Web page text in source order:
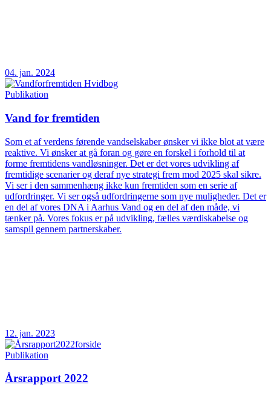
04. jan. 2024
Publikation
Vand for fremtiden
Som et af verdens førende vandselskaber ønsker vi ikke blot at være
reaktive. Vi ønsker at gå foran og gøre en forskel i forhold til at
forme fremtidens vandløsninger. Det er det vores udvikling af
fremtidige scenarier og deraf nye strategi frem mod 2025 skal sikre.
Vi ser i den sammenhæng ikke kun fremtiden som en serie af
udfordringer. Vi ser også udfordringerne som nye muligheder. Det er
en del af vores DNA i Aarhus Vand og en del af den måde, vi
tænker på. Vores fokus er på udvikling, fælles værdiskabelse og
samspil gennem partnerskaber.
12. jan. 2023
Publikation
Årsrapport 2022